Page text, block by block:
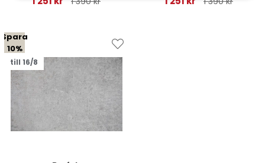
Spara
10%
till 16/8